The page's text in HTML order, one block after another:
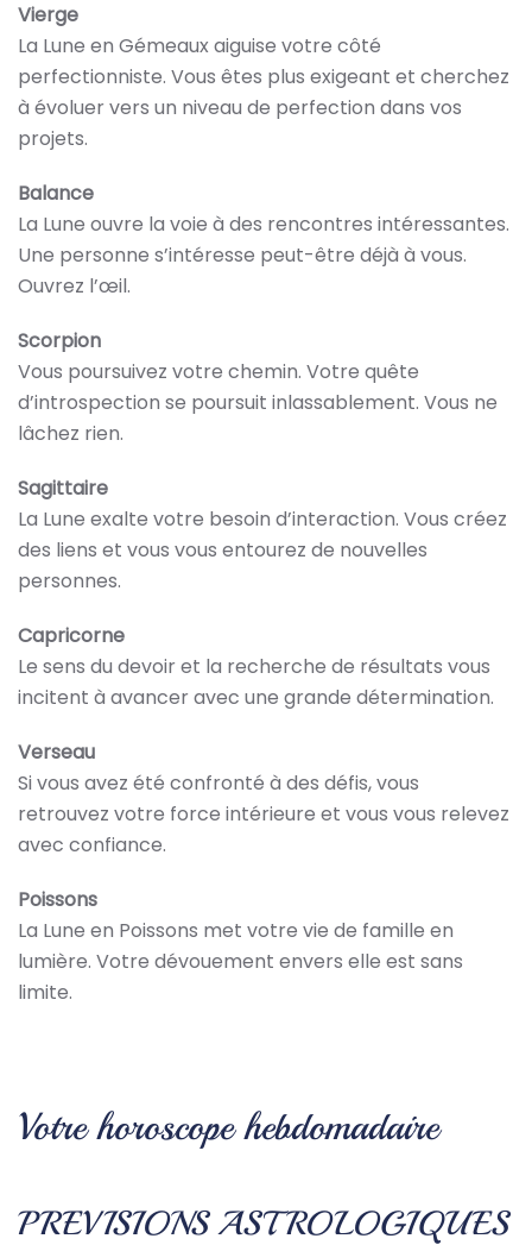
Vierge
La Lune en Gémeaux aiguise votre côté
perfectionniste. Vous êtes plus exigeant et cherchez
à évoluer vers un niveau de perfection dans vos
projets.
Balance
La Lune ouvre la voie à des rencontres intéressantes.
Une personne s’intéresse peut-être déjà à vous.
Ouvrez l’œil.
Scorpion
Vous poursuivez votre chemin. Votre quête
d’introspection se poursuit inlassablement. Vous ne
lâchez rien.
Sagittaire
La Lune exalte votre besoin d’interaction. Vous créez
des liens et vous vous entourez de nouvelles
personnes.
Capricorne
Le sens du devoir et la recherche de résultats vous
incitent à avancer avec une grande détermination.
Verseau
Si vous avez été confronté à des défis, vous
retrouvez votre force intérieure et vous vous relevez
avec confiance.
Poissons
La Lune en Poissons met votre vie de famille en
lumière. Votre dévouement envers elle est sans
limite.
Votre horoscope hebdomadaire
PREVISIONS ASTROLOGIQUES